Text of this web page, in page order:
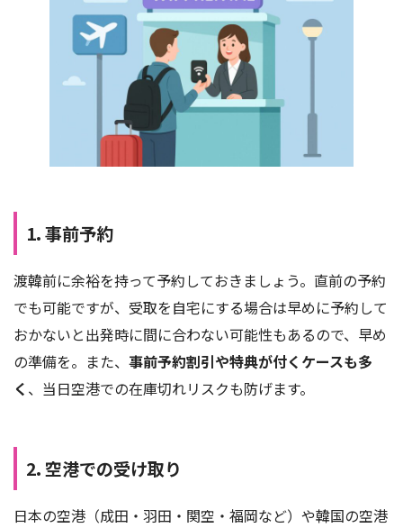
1. 事前予約
渡韓前に余裕を持って予約しておきましょう。直前の予約
でも可能ですが、受取を自宅にする場合は早めに予約して
おかないと出発時に間に合わない可能性もあるので、早め
の準備を。また、 事前予約割引や特典が付くケースも多
く 、当日空港での在庫切れリスクも防げます。
2. 空港での受け取り
日本の空港（成田・羽田・関空・福岡など）や韓国の空港